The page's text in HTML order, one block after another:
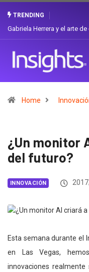
TRENDING
Gabriela Herrera y el arte
Home
¿Un monitor
del futuro?
INNOVACIÓN
Esta semana durante el
en Las Vegas,
innovaciones